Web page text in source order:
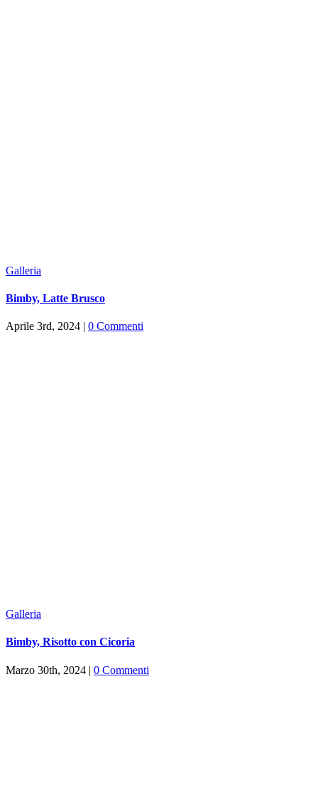
Galleria
Bimby, Latte Brusco
Aprile 3rd, 2024 | 0 Commenti
Galleria
Bimby, Risotto con Cicoria
Marzo 30th, 2024 | 0 Commenti